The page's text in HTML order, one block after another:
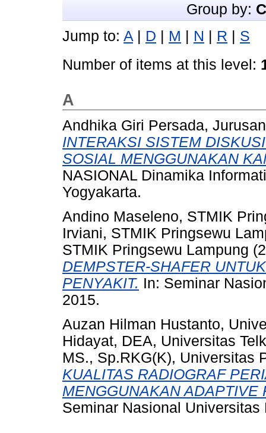
Group by:
Jump to: A | D | M | N | R | S
Number of items at this level:
A
Andhika Giri Persada,
INTERAKSI SISTEM
SOSIAL MENGGUNAKAN
NASIONAL Dinamika
Yogyakarta.
Andino Maseleno, STMIK
Irviani, STMIK Pringsewu
STMIK Pringsewu Lampung
DEMPSTER-SHAFER
PENYAKIT. In: Seminar
2015.
Auzan Hilman Hustanto,
Hidayat, DEA, Universitas
MS., Sp.RKG(K), Universitas
KUALITAS RADIOGRAF
MENGGUNAKAN ADAPTIVE
Seminar Nasional Universitas